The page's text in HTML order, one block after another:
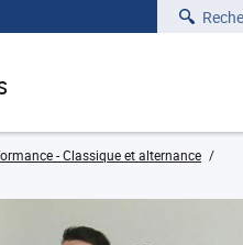
Rechercher
- Classique et alternance